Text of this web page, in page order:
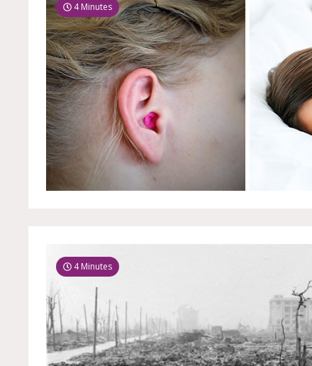
4 Minutes
4 Minutes